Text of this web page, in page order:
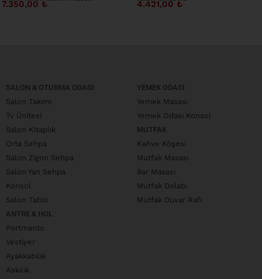
7.350,00₺ 4.421,00₺
SALON & OTURMA ODASI
Salon Takımı
Tv Ünitesi
Salon Kitaplık
Orta Sehpa
Salon Zigon Sehpa
Salon Yan Sehpa
Konsol
Salon Tablo
ANTRE & HOL
Portmanto
Vestiyer
Ayakkabılık
Askılık
YEMEK ODASI
Yemek Masası
Yemek Odası Konsol
MUTFAK
Kahve Köşesi
Mutfak Masası
Bar Masası
Mutfak Dolabı
Mutfak Duvar Rafı